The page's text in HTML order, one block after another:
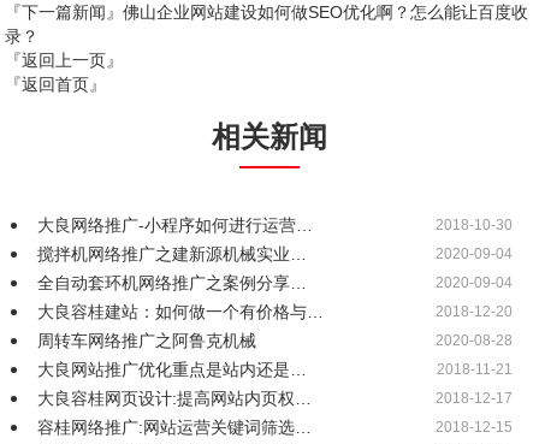
『下一篇新闻』佛山企业网站建设如何做SEO优化啊？怎么能让百度收
录？
『返回上一页』
『返回首页』
相关新闻
大良网络推广-小程序如何进行运营… 2018-10-30
搅拌机网络推广之建新源机械实业… 2020-09-04
全自动套环机网络推广之案例分享… 2020-09-04
大良容桂建站：如何做一个有价格与… 2018-12-20
周转车网络推广之阿鲁克机械 2020-08-28
大良网站推广优化重点是站内还是… 2018-11-21
大良容桂网页设计:提高网站内页权… 2018-12-17
容桂网络推广:网站运营关键词筛选… 2018-12-15